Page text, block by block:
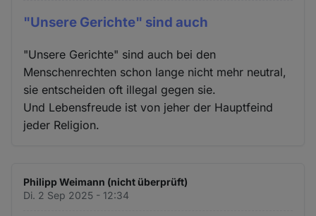
"Unsere Gerichte" sind auch
"Unsere Gerichte" sind auch bei den
Menschenrechten schon lange nicht mehr neutral,
sie entscheiden oft illegal gegen sie.
Und Lebensfreude ist von jeher der Hauptfeind
jeder Religion.
Philipp Weimann (nicht überprüft)
Di. 2 Sep 2025 - 12:34